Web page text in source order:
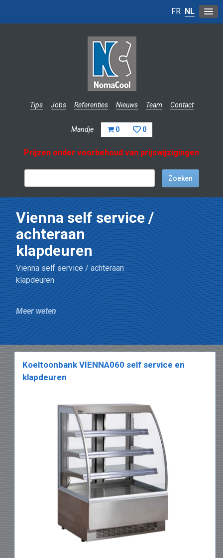
Tips Jobs Referenties Nieuws Team Contact
Mandje 0 0
FR NL
Prijzen onder voorbehoud van prijswijzigingen
Vienna self service /
achteraan
klapdeuren
Vienna self service / achteraan
klapdeuren
Meer weten
Koeltoonbank VIENNA060 self service en
klapdeuren